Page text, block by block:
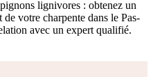
lignivores : obtenez un
votre charpente dans le Pas-
avec un expert qualifié.